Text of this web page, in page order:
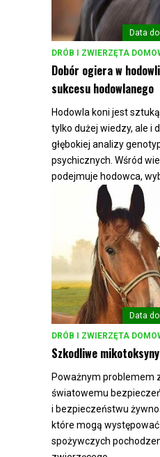
DRÓB I ZWIERZĘTA
Data
Dobór ogiera w
sukcesu hodowlanego
Hodowla koni jest
tylko dużej wiedzy, ale i
głębokiej analizy
psychicznych. Wśród
podejmuje hodowca,
DRÓB I ZWIERZĘTA
Data
Szkodliwe
Poważnym problemem
światowemu
i bezpieczeństwu
które mogą
spożywczych